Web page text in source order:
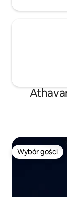
Wybór gości
Wybór gości